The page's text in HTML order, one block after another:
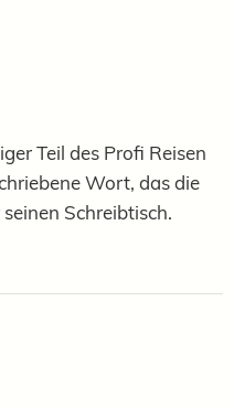
Teil des Profi Reisen
Wort, das die
Schreibtisch.